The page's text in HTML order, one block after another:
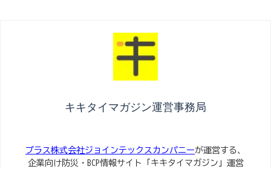
キキタイマガジン運営事務局
プラス株式会社ジョインテックスカンパニーが運営する、
企業向け防災・BCP情報サイト「キキタイマガジン」運営